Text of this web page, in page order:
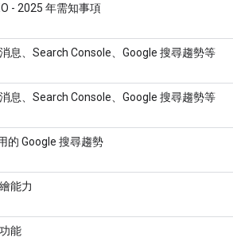
- 2025 年需知事項
息、Search Console、Google 搜尋趨勢等
息、Search Console、Google 搜尋趨勢等
的 Google 搜尋趨勢
能力
能